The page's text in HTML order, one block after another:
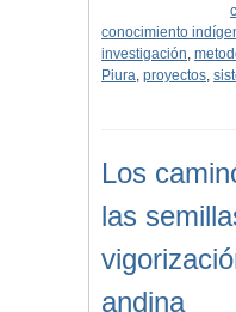
conocimiento
investigación,
Piura, proyectos,
Los
las
andina